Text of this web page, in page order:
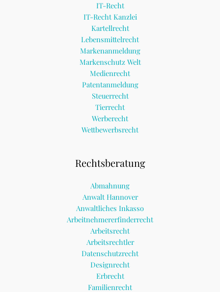
IT-Recht
IT-Recht Kanzlei
Kartellrecht
Lebensmittelrecht
Markenanmeldung
Markenschutz Welt
Medienrecht
Patentanmeldung
Steuerrecht
Tierrecht
Werberecht
Wettbewerbsrecht
Rechtsberatung
Abmahnung
Anwalt Hannover
Anwaltliches Inkasso
Arbeitnehmererfinderrecht
Arbeitsrecht
Arbeitsrechtler
Datenschutzrecht
Designrecht
Erbrecht
Familienrecht